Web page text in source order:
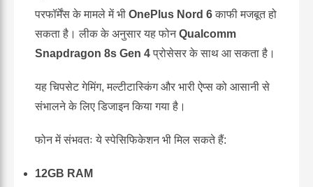
परफॉर्मेंस के मामले में भी OnePlus Nord 6काफी मजबूत हो
सकता है। लीक के अनुसार यह फोनQualcomm
Snapdragon 8s Gen 4प्रोसेसर के साथ आ सकता है।
यह चिपसेट गेमिंग, मल्टीटास्किंग और भारी ऐप्स को आसानी से
संभालने के लिए डिजाइन किया गया है।
फोन में संभवतः ये स्पेसिफिकेशन भी मिल सकते हैं:
12GB RAM